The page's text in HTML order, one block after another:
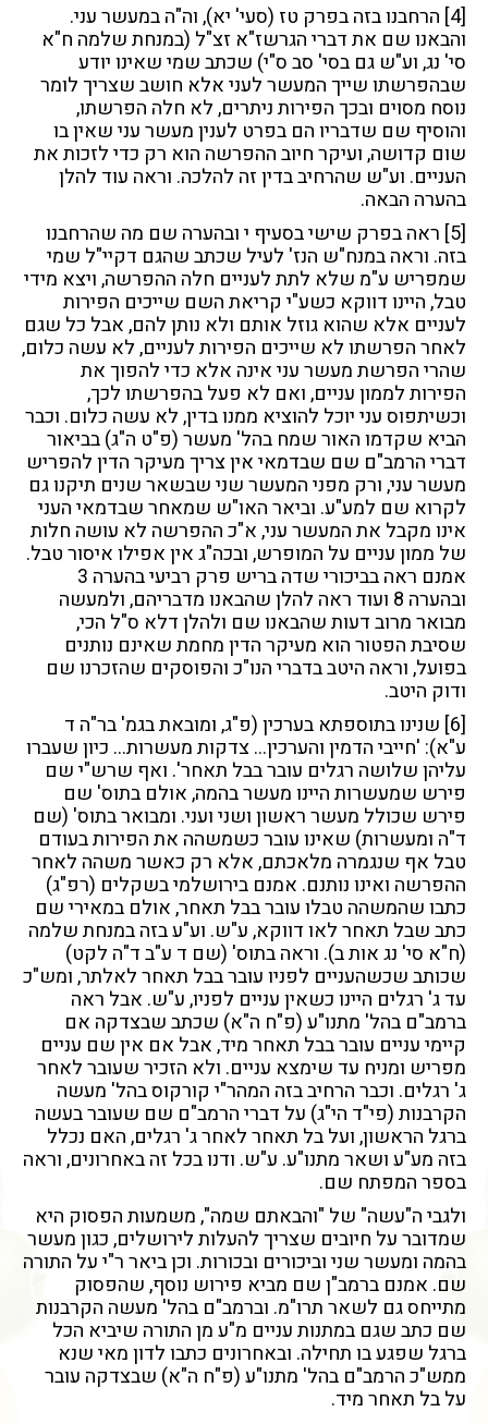
[4]
הרחבנו בזה בפרק טז (סעי' יא), וה"ה במעשר עני.
והבאנו שם את דברי הגרשז"א זצ"ל (במנחת שלמה ח"א
סי' נג, וע"ש גם בסי' סב ס"י) שכתב שמי שאינו יודע
שבהפרשתו שייך המעשר לעני אלא חושב שצריך לומר
נוסח מסוים ובכך הפירות ניתרים, לא חלה הפרשתו,
והוסיף שם שדבריו הם בפרט לענין מעשר עני שאין בו
שום קדושה, ועיקר חיוב ההפרשה הוא רק כדי לזכות את
העניים. וע"ש שהרחיב בדין זה להלכה. וראה עוד להלן
בהערה הבאה.
[5]
ראה בפרק שישי בסעיף י ובהערה שם מה שהרחבנו
בזה. וראה במנח"ש הנז' לעיל שכתב שהגם דקיי"ל שמי
שמפריש ע"מ שלא לתת לעניים חלה ההפרשה, ויצא מידי
טבל, היינו דווקא כשע"י קריאת השם שייכים הפירות
לעניים אלא שהוא גוזל אותם ולא נותן להם, אבל כל שגם
לאחר הפרשתו לא שייכים הפירות לעניים, לא עשה כלום,
שהרי הפרשת מעשר עני אינה אלא כדי להפוך את
הפירות לממון עניים, ואם לא פעל בהפרשתו לכך,
וכשיתפוס עני יוכל להוציא ממנו בדין, לא עשה כלום. וכבר
הביא שקדמו האור שמח בהל' מעשר (פ"ט ה"ג) בביאור
דברי הרמב"ם שם שבדמאי אין צריך מעיקר הדין להפריש
מעשר עני, ורק מפני המעשר שני שבשאר שנים תיקנו גם
לקרוא שם למע"ע. וביאר האו"ש שמאחר שבדמאי העני
אינו מקבל את המעשר עני, א"כ ההפרשה לא עושה חלות
של ממון עניים על המופרש, ובכה"ג אין אפילו איסור טבל.
אמנם ראה בביכורי שדה בריש פרק רביעי בהערה 3
ובהערה 8 ועוד ראה להלן שהבאנו מדבריהם, ולמעשה
מבואר מרוב דעות שהבאנו שם ולהלן דלא ס"ל הכי,
שסיבת הפטור הוא מעיקר הדין מחמת שאינם נותנים
בפועל, וראה היטב בדברי הנו"כ והפוסקים שהזכרנו שם
ודוק היטב.
[6]
שנינו בתוספתא בערכין (פ"ג, ומובאת בגמ' בר"ה ד
ע"א): 'חייבי הדמין והערכין… צדקות מעשרות… כיון שעברו
עליהן שלושה רגלים עובר בבל תאחר'. ואף שרש"י שם
פירש שמעשרות היינו מעשר בהמה, אולם בתוס' שם
פירש שכולל מעשר ראשון ושני ועני. ומבואר בתוס' (שם
ד"ה ומעשרות) שאינו עובר כשמשהה את הפירות בעודם
טבל אף שנגמרה מלאכתם, אלא רק כאשר משהה לאחר
ההפרשה ואינו נותנם. אמנם בירושלמי בשקלים (רפ"ג)
כתבו שהמשהה טבלו עובר בבל תאחר, אולם במאירי שם
כתב שבל תאחר לאו דווקא, ע"ש. וע"ע בזה במנחת שלמה
(ח"א סי' נג אות ב). וראה בתוס' (שם ד ע"ב ד"ה לקט)
שכותב שכשהעניים לפניו עובר בבל תאחר לאלתר, ומש"כ
עד ג' רגלים היינו כשאין עניים לפניו, ע"ש. אבל ראה
ברמב"ם בהל' מתנו"ע (פ"ח ה"א) שכתב שבצדקה אם
קיימי עניים עובר בבל תאחר מיד, אבל אם אין שם עניים
מפריש ומניח עד שימצא עניים. ולא הזכיר שעובר לאחר
ג' רגלים. וכבר הרחיב בזה המהר"י קורקוס בהל' מעשה
הקרבנות (פי"ד הי"ג) על דברי הרמב"ם שם שעובר בעשה
ברגל הראשון, ועל בל תאחר לאחר ג' רגלים, האם נכלל
בזה מע"ע ושאר מתנו"ע. ע"ש. ודנו בכל זה באחרונים, וראה
בספר המפתח שם.
ולגבי ה"עשה" של "והבאתם שמה", משמעות הפסוק היא
שמדובר על חיובים שצריך להעלות לירושלים, כגון מעשר
בהמה ומעשר שני וביכורים ובכורות. וכן ביאר ר"י על התורה
שם. אמנם ברמב"ן שם מביא פירוש נוסף, שהפסוק
מתייחס גם לשאר תרו"מ. וברמב"ם בהל' מעשה הקרבנות
שם כתב שגם במתנות עניים מ"ע מן התורה שיביא הכל
ברגל שפגע בו תחילה. ובאחרונים כתבו לדון מאי שנא
ממש"כ הרמב"ם בהל' מתנו"ע (פ"ח ה"א) שבצדקה עובר
על בל תאחר מיד.